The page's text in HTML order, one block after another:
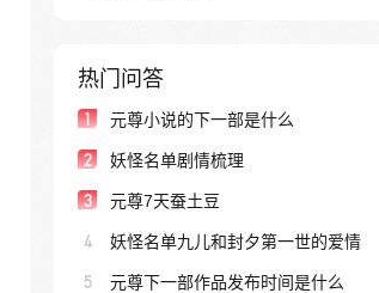
热门问答
1 元尊小说的下一部是什么
2 妖怪名单剧情梳理
3 元尊7天蚕土豆
4 妖怪名单九儿和封夕第一世的爱情
5 元尊下一部作品发布时间是什么